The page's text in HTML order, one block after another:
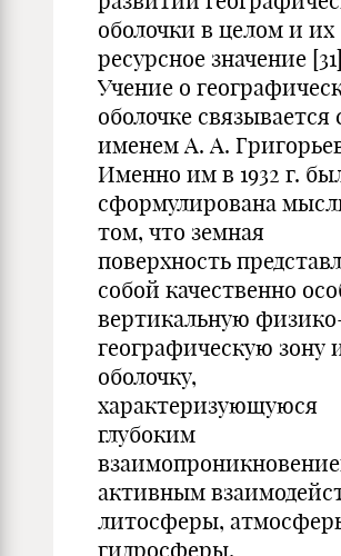
оболочки в целом и их
ресурсное значение
Учение о
оболочке связывается
именем А. А.
Именно им в 1932 г.
сформулирована
том, что земная
поверхность
собой качественно
вертикальную
географическую зону
оболочку,
характеризующуюся
глубоким
активным
литосферы,
гидросферы,